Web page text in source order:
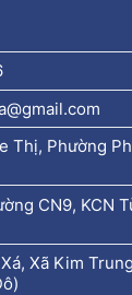
Thị, Phường
CN9, KCN
Xã Kim